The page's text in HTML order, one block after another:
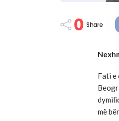
0 Share
Fati e
më